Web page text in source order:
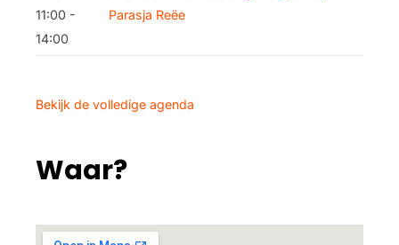
11:00 -
14:00
Parasja Reëe
Bekijk de volledige agenda
Waar?